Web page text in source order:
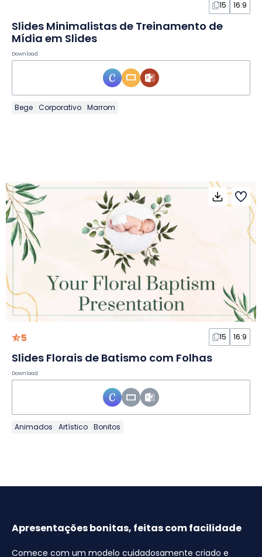
15 16:9
Slides Minimalistas de Treinamento de
Mídia em Slides
Download
Bege Corporativo Marrom
5 15 16:9
Slides Florais de Batismo com Folhas
Download
Animados Artístico Bonitos
Apresentações bonitas, feitas com facilidade
Comece com um modelo cuidadosamente criado e